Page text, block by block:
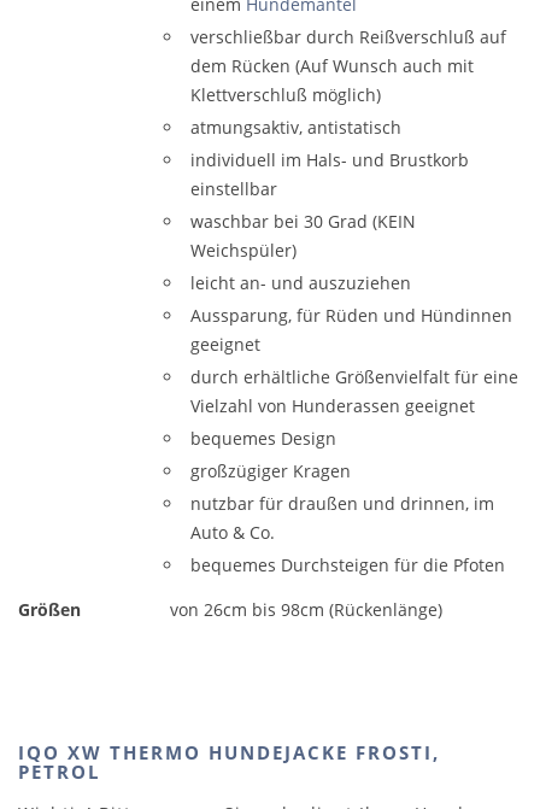
verschließbar durch Reißverschluß auf
dem Rücken (Auf Wunsch auch mit
Klettverschluß möglich)
atmungsaktiv, antistatisch
individuell im Hals- und Brustkorb
einstellbar
waschbar bei 30 Grad (KEIN
Weichspüler)
leicht an- und auszuziehen
Aussparung, für Rüden und Hündinnen
geeignet
durch erhältliche Größenvielfalt für eine
Vielzahl von Hunderassen geeignet
bequemes Design
großzügiger Kragen
nutzbar für draußen und drinnen, im
Auto & Co.
bequemes Durchsteigen für die Pfoten
Größen
von 26cm bis 98cm (Rückenlänge)
IQO XW THERMO HUNDEJACKE FROSTI,
PETROL